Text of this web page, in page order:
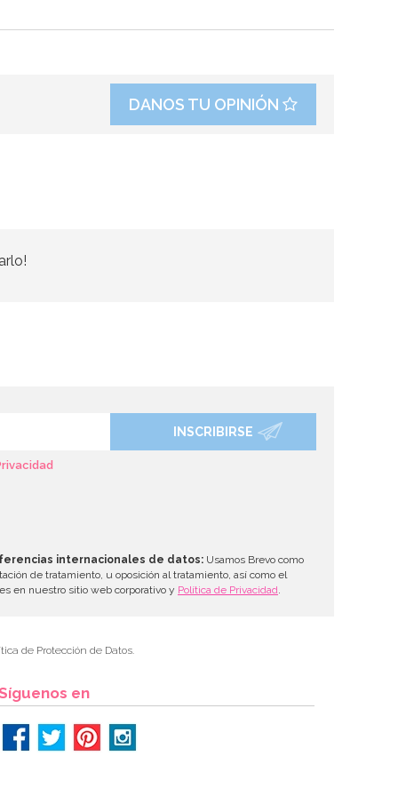
DANOS TU OPINIÓN
INSCRIBIRSE
internacionales de datos: Usamos Brevo como
de tratamiento, u oposición al tratamiento, así como el
en nuestro sitio web corporativo y Política de Privacidad
de Protección de Datos.
en